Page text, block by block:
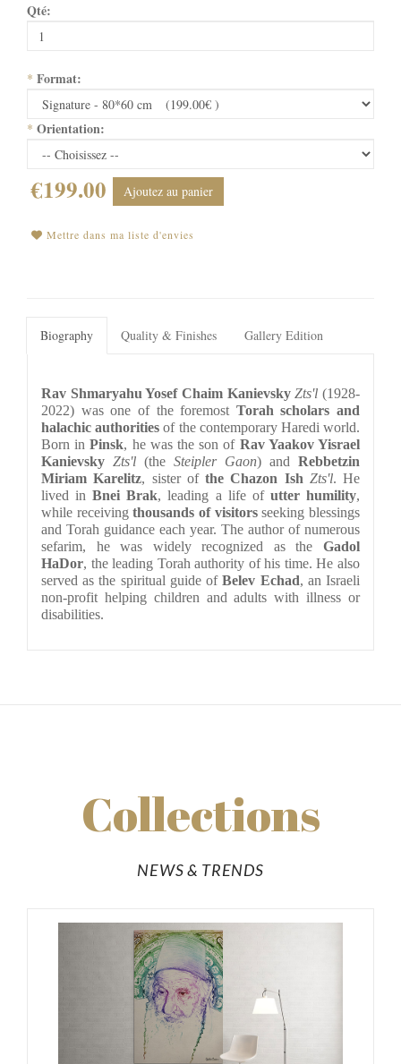
Qté:
* Format:
* Orientation:
€199.00 Ajoutez au panier
Mettre dans ma liste d'envies
Biography Quality & Finishes Gallery Edition
Rav Shmaryahu Yosef Chaim Kanievsky Zts'l (1928-
2022) was one of the foremost Torah scholars and
halachic authorities of the contemporary Haredi world.
Born in Pinsk, he was the son of Rav Yaakov Yisrael
Kanievsky Zts'l (the Steipler Gaon) and Rebbetzin
Miriam Karelitz, sister of the Chazon Ish Zts'l. He
lived in Bnei Brak, leading a life of utter humility,
while receiving thousands of visitors seeking blessings
and Torah guidance each year. The author of numerous
sefarim, he was widely recognized as the Gadol
HaDor, the leading Torah authority of his time. He also
served as the spiritual guide of Belev Echad, an Israeli
non-profit helping children and adults with illness or
disabilities.
Collections
NEWS & TRENDS